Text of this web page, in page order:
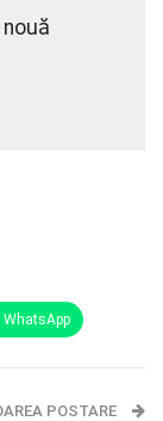
WhatsApp
POSTARE